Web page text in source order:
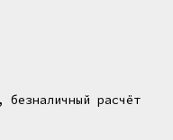
безналичный расчёт